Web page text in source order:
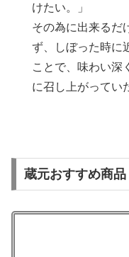
けたい。」
その為に出来るだ
ず、しぼった時に
ことで、味わい深
に召し上がってい
蔵元おすすめ商品